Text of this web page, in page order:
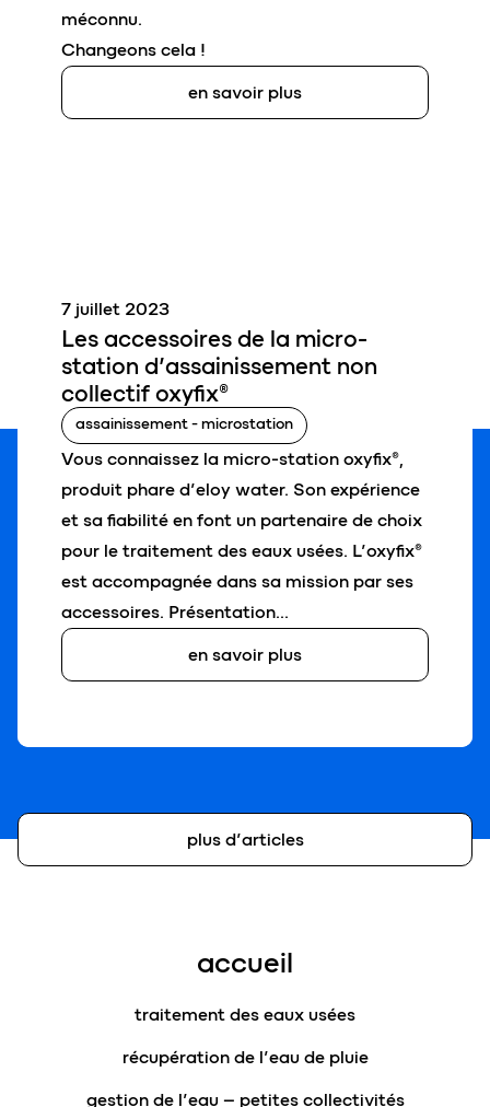
méconnu.
Changeons cela !
en savoir plus
Les accessoires de la micro-
station d’assainissement non
collectif oxyfix®
7 juillet 2023
assainissement - microstation
Vous connaissez la micro-station oxyfix®,
produit phare d’eloy water. Son expérience
et sa fiabilité en font un partenaire de choix
pour le traitement des eaux usées. L’oxyfix®
est accompagnée dans sa mission par ses
accessoires. Présentation…
en savoir plus
plus d’articles
accueil
traitement des eaux usées
récupération de l’eau de pluie
gestion de l’eau – petites collectivités